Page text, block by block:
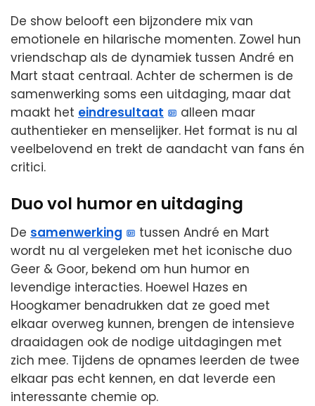
De show belooft een bijzondere mix van
emotionele en hilarische momenten. Zowel hun
vriendschap als de dynamiek tussen André en
Mart staat centraal. Achter de schermen is de
samenwerking soms een uitdaging, maar dat
maakt het eindresultaat
alleen maar
authentieker en menselijker. Het format is nu al
veelbelovend en trekt de aandacht van fans én
critici.
Duo vol humor en uitdaging
De samenwerking
tussen André en Mart
wordt nu al vergeleken met het iconische duo
Geer & Goor, bekend om hun humor en
levendige interacties. Hoewel Hazes en
Hoogkamer benadrukken dat ze goed met
elkaar overweg kunnen, brengen de intensieve
draaidagen ook de nodige uitdagingen met
zich mee. Tijdens de opnames leerden de twee
elkaar pas echt kennen, en dat leverde een
interessante chemie op.